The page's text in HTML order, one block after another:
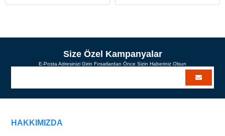
Size Özel Kampanyalar
E-Posta Adresinizi Girin Fırsatlardan Önce Sizin Haberiniz Olsun
HAKKIMIZDA